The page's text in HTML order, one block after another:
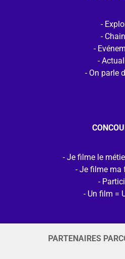
On parle
Je filme le
Je filme ma
Un film =
PARTENAIRES